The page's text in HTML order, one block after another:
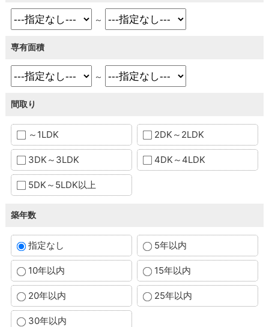
～
専有面積
～
間取り
～1LDK 2DK～2LDK
3DK～3LDK 4DK～4LDK
5DK～5LDK以上
築年数
指定なし 5年以内
10年以内 15年以内
20年以内 25年以内
30年以内